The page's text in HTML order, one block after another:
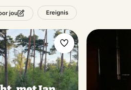
jou Ereignis
Favorit
machen